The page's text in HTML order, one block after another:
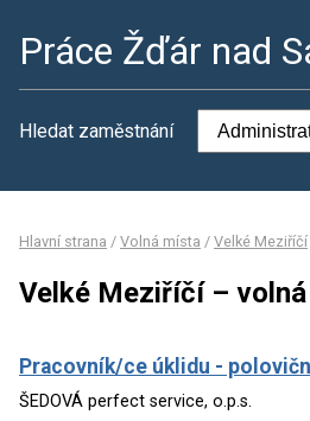
Práce Žďár nad
Hledat zaměstnání
Hlavní strana / Volná místa / Velké Meziříčí
Velké Meziříčí –
Pracovník/ce úklidu -
ŠEDOVÁ perfect service, o.p.s.